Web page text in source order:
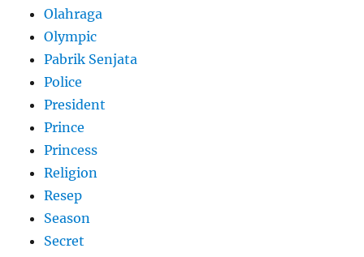
Olahraga
Olympic
Pabrik Senjata
Police
President
Prince
Princess
Religion
Resep
Season
Secret